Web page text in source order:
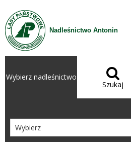
Przejdź do treści
Nadleśnictwo Antonin
Wybierz nadleśnictwo 
Szukaj